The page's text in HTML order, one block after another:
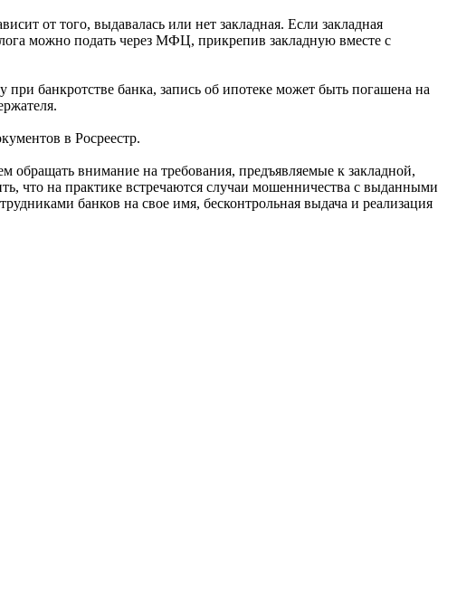
от того, выдавалась или нет закладная. Если закладная
можно подать через МФЦ, прикрепив закладную вместе с
банкротстве банка, запись об ипотеке может быть погашена на
в Росреестр.
обращать внимание на требования, предъявляемые к закладной,
что на практике встречаются случаи мошенничества с выданными
банков на свое имя, бесконтрольная выдача и реализация